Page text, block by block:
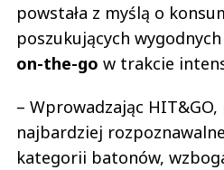
powstała z myślą o
poszukujących
on-the-go w trakcie
– Wprowadzając
najbardziej
kategorii batonów,